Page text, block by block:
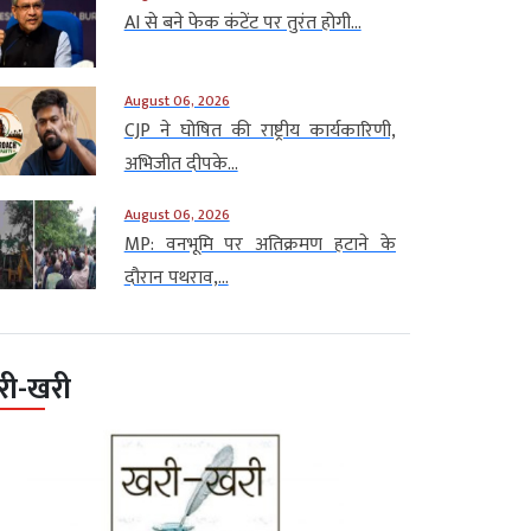
AI से बने फेक कंटेंट पर तुरंत होगी...
August 06, 2026
CJP ने घोषित की राष्ट्रीय कार्यकारिणी,
अभिजीत दीपके...
August 06, 2026
MP: वनभूमि पर अतिक्रमण हटाने के
दौरान पथराव,...
खरी